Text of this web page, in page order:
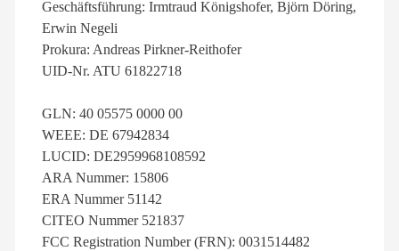
Geschäftsführung: Irmtraud Königshofer, Björn Döring,
Erwin Negeli
Prokura: Andreas Pirkner-Reithofer
UID-Nr. ATU 61822718
GLN: 40 05575 0000 00
WEEE: DE 67942834
LUCID: DE2959968108592
ARA Nummer: 15806
ERA Nummer 51142
CITEO Nummer 521837
FCC Registration Number (FRN): 0031514482